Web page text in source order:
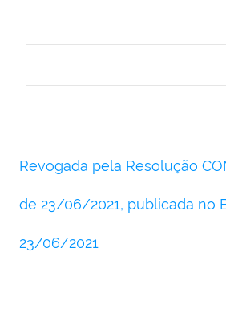
Revogada pela Resolução
de 23/06/2021, publicada no
23/06/2021